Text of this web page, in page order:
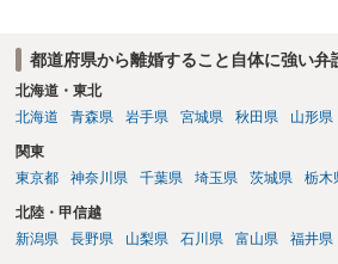
都道府県から離婚すること自体に強い弁
北海道・東北
北海道
青森県 岩手県 宮城県 秋田県 山形県
関東
東京都
神奈川県 千葉県 埼玉県 茨城県 栃木
北陸・甲信越
新潟県
長野県 山梨県 石川県 富山県 福井県